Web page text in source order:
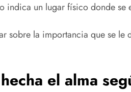
indica un lugar físico donde se
sobre la importancia que se le
el alma